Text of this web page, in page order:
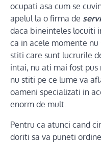
ocupati asa cum se
apelul la o firma de
daca bineinteles locuiti
ca in acele momente
stiti care sunt lucrurile
intai, nu ati mai fost
nu stiti pe ce lume va
oameni specializati in
enorm de mult.
Pentru ca atunci cand
doriti sa va puneti